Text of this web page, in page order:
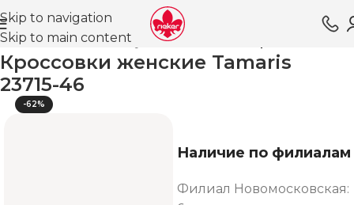
Skip to navigation
Skip to main content
Главная Магазин Обувь для женщин
Кроссовки женские Tamaris
23715-46
-62%
Наличие по филиалам
Филиал Новомосковская: